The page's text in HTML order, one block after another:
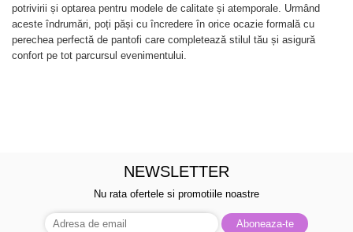
potrivirii și optarea pentru modele de calitate și atemporale. Urmând
aceste îndrumări, poți păși cu încredere în orice ocazie formală cu
perechea perfectă de pantofi care completează stilul tău și asigură
confort pe tot parcursul evenimentului.
NEWSLETTER
Nu rata ofertele si promotiile noastre